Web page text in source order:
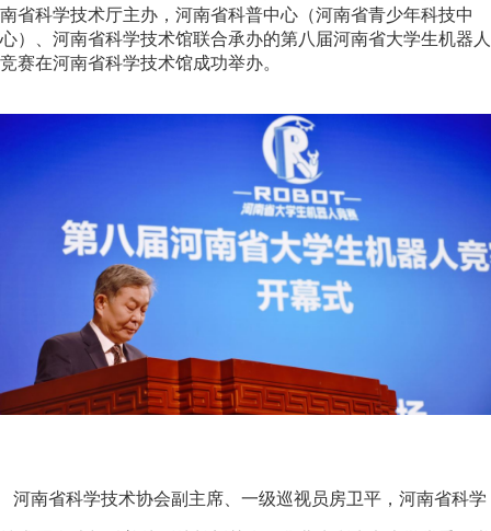
南省科学技术厅主办，河南省科普中心（河南省青少年科技中
心）、河南省科学技术馆联合承办的第八届河南省大学生机器人
竞赛在河南省科学技术馆成功举办。
河南省科学技术协会副主席、一级巡视员房卫平，河南省科学